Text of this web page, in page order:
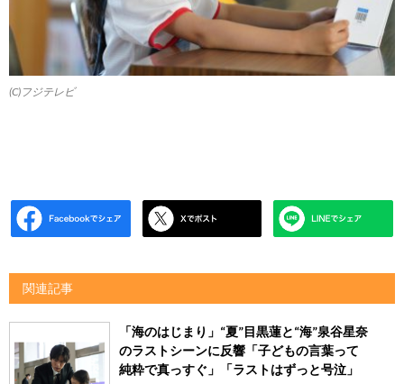
(C)フジテレビ
関連記事
「海のはじまり」“夏”目黒蓮と“海”泉谷星奈
のラストシーンに反響「子どもの言葉って
純粋で真っすぐ」「ラストはずっと号泣」